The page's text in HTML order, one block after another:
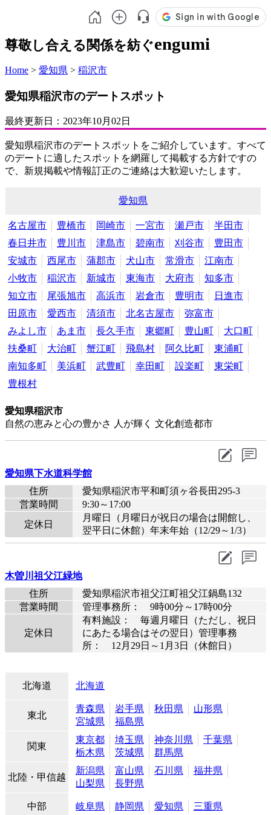
尊敬し合える関係を紡ぐengumi
Home > 愛知県 > 稲沢市
愛知県稲沢市のデートスポット
最終更新日： 2023年10月02日
愛知県稲沢市のデートスポットをご紹介しています。すべて
のデートに適したスポットを網羅して掲載する方針ですの
で、新規掲載や情報訂正のご連絡は大歓迎いたします。
愛知県
名古屋市 豊橋市 岡崎市 一宮市 瀬戸市
半田市
春日井市
豊川市 津島市 碧南市 刈谷市
豊田市
安城市
西尾市 蒲郡市 犬山市 常滑市
江南市
小牧市
稲沢市 新城市 東海市 大府市
知多市
知立市
尾張旭市 高浜市 岩倉市 豊明市
日進市
田原市
愛西市 清須市 北名古屋市
弥富市
みよし市
あま市 長久手市 東郷町 豊山町
大口町
扶桑町
大治町 蟹江町 飛島村 阿久比町
東浦町
南知多町
美浜町 武豊町 幸田町 設楽町
東栄町
豊根村
愛知県稲沢市
自然の恵みと心の豊かさ 人が輝く 文化創造都市
愛知県下水道科学館
住所
愛知県稲沢市平和町須ヶ谷長田295-3
営業時間
9:30～17:00
定休日
月曜日（月曜日が祝日の場合は開館し、
翌平日に休館）年末年始（12/29～1/3）
木曽川祖父江緑地
住所
愛知県稲沢市祖父江町祖父江鍋島132
営業時間
管理事務所： 9時00分～17時00分
定休日
有料施設： 毎週月曜日（ただし、祝日
にあたる場合はその翌日）管理事務
所： 12月29日～1月3日（休館日）
北海道 北海道
東北
青森県 岩手県 秋田県
山形県
宮城県
福島県
関東
東京都 埼玉県 神奈川県
千葉県
栃木県
茨城県 群馬県
北陸・甲信越
新潟県 富山県 石川県
福井県
山梨県
長野県
中部 岐阜県 静岡県 愛知県 三重県